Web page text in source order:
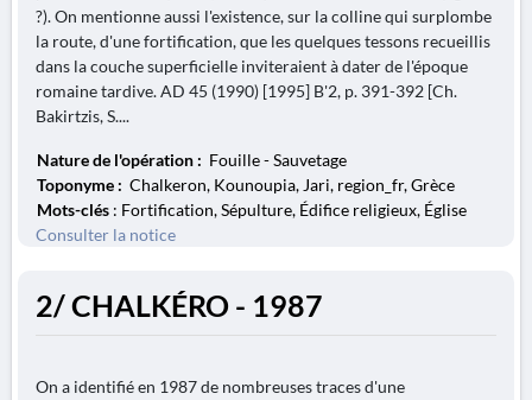
?). On mentionne aussi l'existence, sur la colline qui surplombe
la route, d'une fortification, que les quelques tessons recueillis
dans la couche superficielle inviteraient à dater de l'époque
romaine tardive. AD 45 (1990) [1995] B'2, p. 391-392 [Ch.
Bakirtzis, S....
Nature de l'opération : Fouille - Sauvetage
Toponyme : Chalkeron, Kounoupia, Jari, region_fr, Grèce
Mots-clés : Fortification, Sépulture, Édifice religieux, Église
Consulter la notice
2/ CHALKÉRO - 1987
On a identifié en 1987 de nombreuses traces d'une